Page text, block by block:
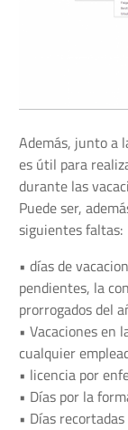
Además, junto a
es útil para
durante las
Puede ser,
siguientes faltas:
• días de
pendientes, la
prorrogados del
• Vacaciones en
cualquier
• licencia por
• Días por la
• Días recortadas